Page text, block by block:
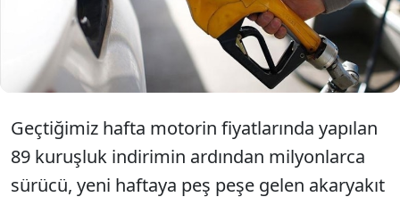
Geçtiğimiz hafta motorin fiyatlarında yapılan
89 kuruşluk indirimin ardından milyonlarca
sürücü, yeni haftaya peş peşe gelen akaryakıt